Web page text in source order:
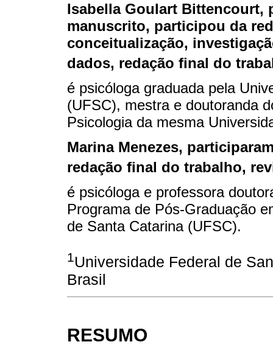
Isabella Goulart Bittencourt,
manuscrito, participou da
conceitualização,
dados, redação final do
é psicóloga graduada pela
(UFSC), mestra e doutoranda
Psicologia da mesma
Marina Menezes,
redação final do trabalho,
é psicóloga e professora
Programa de Pós-Graduação
de Santa Catarina (UFSC).
1Universidade Federal de
Brasil
RESUMO